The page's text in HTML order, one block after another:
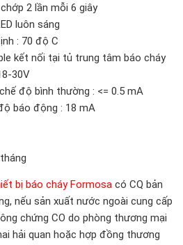
2 lần mỗi 6 giây
luôn sáng
: 70 độ C
kết nối tại tủ trung tâm báo cháy
30V
độ bình thường : <= 0.5 mA
báo động : 18 mA
bị báo cháy Formosa có CQ bản
nếu sản xuất nước ngoài cung cấp
chứng CO do phòng thương mại
hải quan hoặc hợp đồng thương